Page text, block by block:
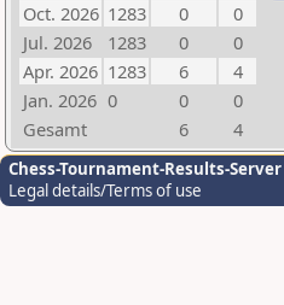
Oct. 2026 1283 0
0
Jul. 2026
1283 0
0
Apr. 2026 1283 6
4
Jan. 2026 0 0
0
Gesamt
6 4
Chess-Tournament-Results-Server
Legal details/Terms of use